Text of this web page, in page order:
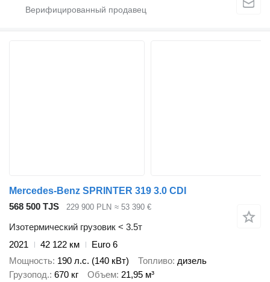
Mercedes-Benz SPRINTER 319 3.0 CDI
568 500 TJS
229 900 PLN ≈ 53 390 €
Изотермический грузовик < 3.5т
2021
42 122 км
Euro 6
Мощность 190 л.с. (140 кВт) Топливо дизель
Грузопод. 670 кг Объем 21,95 м³